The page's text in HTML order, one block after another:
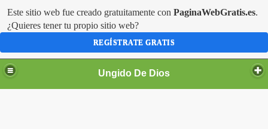
Ungido De Dios
Este sitio web fue creado gratuitamente con PaginaWebGratis.es.
¿Quieres tener tu propio sitio web?
REGÍSTRATE GRATIS